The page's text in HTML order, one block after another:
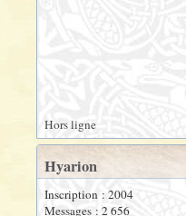
Hors ligne
Hyarion
Inscription : 2004
Messages : 2 656